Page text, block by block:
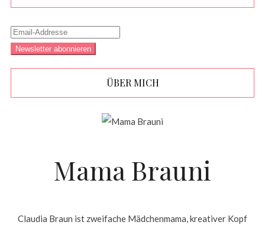
ÜBER MICH
Mama Brauni
Claudia Braun ist zweifache Mädchenmama, kreativer Kopf